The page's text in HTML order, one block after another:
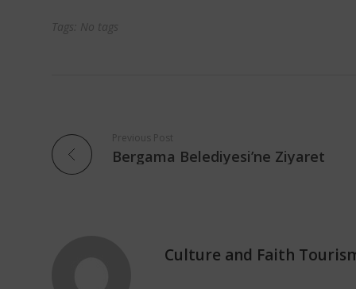
Tags: No tags
Previous Post
Bergama Belediyesi’ne Ziyaret
Culture and Faith